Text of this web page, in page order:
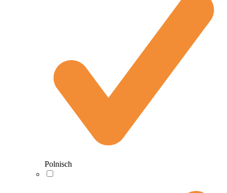
Polnisch